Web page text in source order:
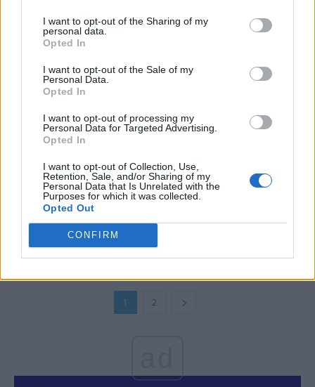
I want to opt-out of the Sharing of my
personal data.
Opted In
I want to opt-out of the Sale of my
Personal Data.
Opted In
I want to opt-out of processing my
Personal Data for Targeted Advertising.
Opted In
I want to opt-out of Collection, Use,
Retention, Sale, and/or Sharing of my
Personal Data that Is Unrelated with the
Purposes for which it was collected.
Opted Out
CONFIRM
Matei Udrea - vineri, 20 mai 2022
Apocalipsa în Coreea de Nord: kilogramul
de banane a ajuns la...
joi, 17 iunie 2021
1 2